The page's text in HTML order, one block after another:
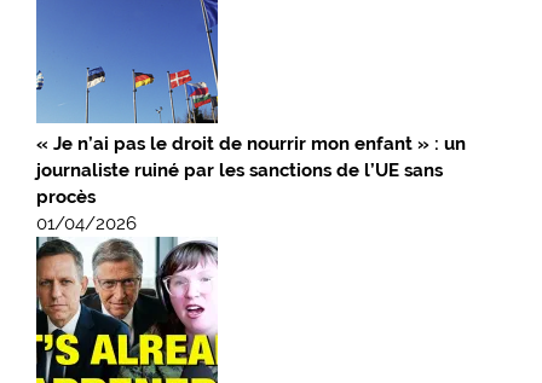
« Je n’ai pas le droit de nourrir mon enfant » : un
journaliste ruiné par les sanctions de l’UE sans
procès
01/04/2026